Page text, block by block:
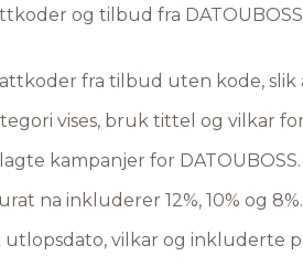
og tilbud fra
fra tilbud uten kode,
vises, bruk tittel og vilkar
kampanjer for
na inkluderer 12%, 10% og 8%.
utlopsdato, vilkar og inkluderte